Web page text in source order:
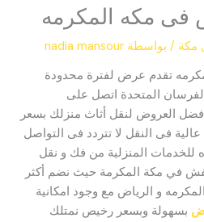
مكه المكرمه
مكة / بواسطة nadia mansour
تقدم عرض لفترة محدودة
الفرسان المتحدة اتصل على
على افضل العروض لنقل أثاث منزلك بسعر
فى النقل لا تتردد فى التواصل
المنزلية من فك و نقل
في مكة المكرمة حيث نضم أكثر
بسهولة وبسعر رخيص نمتلك